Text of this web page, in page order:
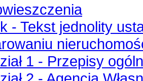
- Tekst jednolity
1 - Przepisy